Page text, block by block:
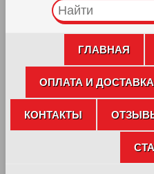
ГЛАВНАЯ
ОПЛАТА И ДОСТАВКА
КОНТАКТЫ